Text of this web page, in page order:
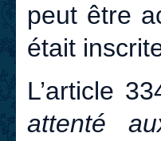
peut être
était
L’article
attenté